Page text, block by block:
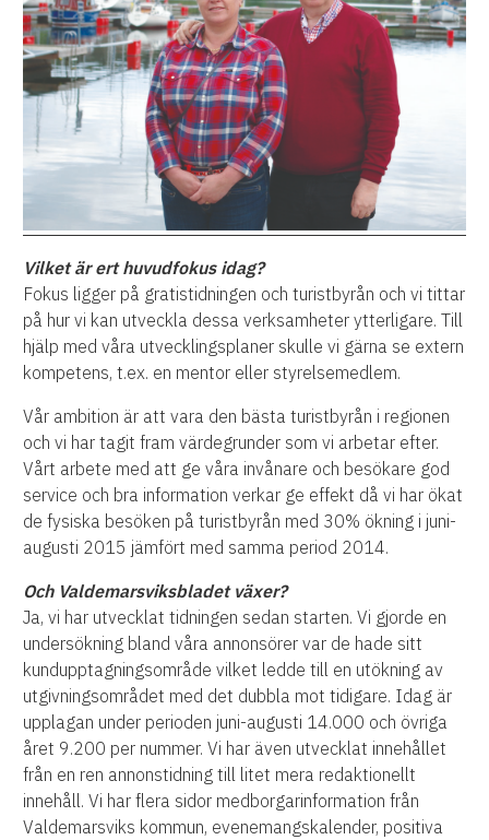
Vilket är ert huvudfokus idag?
Fokus ligger på gratistidningen och turistbyrån och vi tittar
på hur vi kan utveckla dessa verksamheter ytterligare. Till
hjälp med våra utvecklingsplaner skulle vi gärna se extern
kompetens, t.ex. en mentor eller styrelsemedlem.
Vår ambition är att vara den bästa turistbyrån i regionen
och vi har tagit fram värdegrunder som vi arbetar efter.
Vårt arbete med att ge våra invånare och besökare god
service och bra information verkar ge effekt då vi har ökat
de fysiska besöken på turistbyrån med 30% ökning i juni-
augusti 2015 jämfört med samma period 2014.
Och Valdemarsviksbladet växer?
Ja, vi har utvecklat tidningen sedan starten. Vi gjorde en
undersökning bland våra annonsörer var de hade sitt
kundupptagningsområde vilket ledde till en utökning av
utgivningsområdet med det dubbla mot tidigare. Idag är
upplagan under perioden juni-augusti 14.000 och övriga
året 9.200 per nummer. Vi har även utvecklat innehållet
från en ren annonstidning till litet mera redaktionellt
innehåll. Vi har flera sidor medborgarinformationfrån
Valdemarsviks kommun, evenemangskalender, positiva